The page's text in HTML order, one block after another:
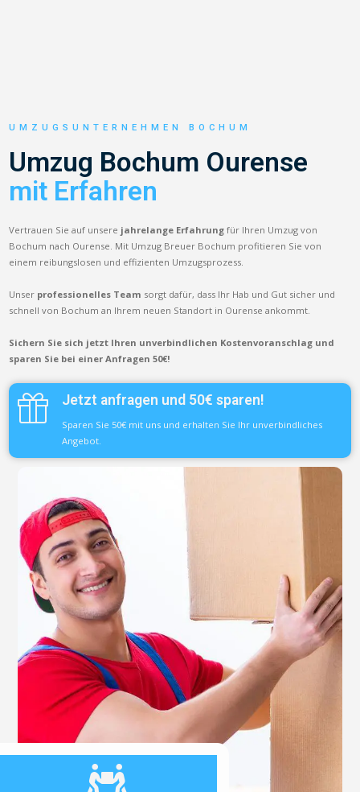
UMZUGSUNTERNEHMEN BOCHUM
Umzug Bochum Ourense
mit Erfahren
Vertrauen Sie auf unsere jahrelange Erfahrung für Ihren Umzug von
Bochum nach Ourense. Mit Umzug Breuer Bochum profitieren Sie von
einem reibungslosen und effizienten Umzugsprozess.
Unser professionelles Team sorgt dafür, dass Ihr Hab und Gut sicher und
schnell von Bochum an Ihrem neuen Standort in Ourense ankommt.
Sichern Sie sich jetzt Ihren unverbindlichen Kostenvoranschlag und
sparen Sie bei einer Anfragen 50€!
Jetzt anfragen und 50€ sparen!
Sparen Sie 50€ mit uns und erhalten Sie Ihr unverbindliches
Angebot.